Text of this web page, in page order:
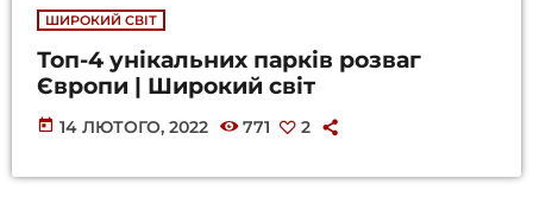
ШИРОКИЙ СВІТ
Топ-4 унікальних парків розваг
Європи | Широкий світ
today 14 ЛЮТОГО, 2022 771 2